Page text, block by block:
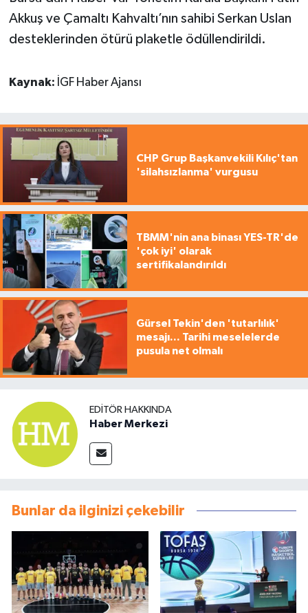
Akkuş ve Çamaltı Kahvaltı’nın sahibi Serkan Uslan
desteklerinden ötürü plaketle ödüllendirildi.
Kaynak: İGF Haber Ajansı
CHP Grup Başkanvekili Kılıç'tan
'silahsızlanma' vurgusu
TBMM'nin ana binası YES-TR'de
'çok iyi' olarak
sertifikalandırıldı
Gürsel Tekin'den 'tutarlılık'
mesajı... Tarihi meselelerde
pusula net olmalı
EDITÖR HAKKINDA
Haber Merkezi
Bunlar da ilginizi çekebilir